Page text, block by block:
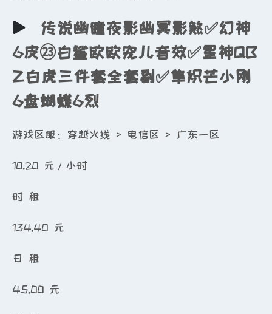
传说幽瞳夜影幽冥影煞✅幻神
6皮㉓白鲨欧欧宠儿音效✅星神QB
Z白虎三件套全套副✅隼炽芒小刚
6盘蝴蝶6烈
游戏区服：穿越火线 > 电信区 > 广东一区
10.20 元/小时
时 租
134.40 元
日 租
45.00 元